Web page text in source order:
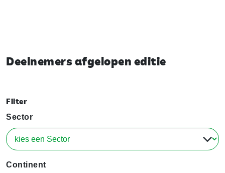
Deelnemers afgelopen editie
Filter
Sector
Continent